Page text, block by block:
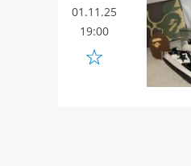
01.11.25
19:00